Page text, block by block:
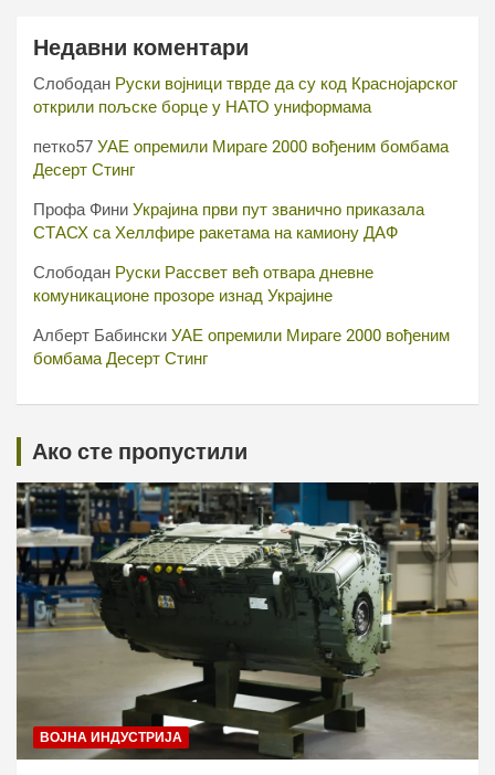
Недавни коментари
Слободан Руски војници тврде да су код Краснојарског
открили пољске борце у НАТО униформама
петко57 УАЕ опремили Мираге 2000 вођеним бомбама
Десерт Стинг
Профа Фини Украјина први пут званично приказала
СТАСХ са Хеллфире ракетама на камиону ДАФ
Слободан Руски Рассвет већ отвара дневне
комуникационе прозоре изнад Украјине
Алберт Бабински УАЕ опремили Мираге 2000 вођеним
бомбама Десерт Стинг
Ако сте пропустили
ВОЈНА ИНДУСТРИЈА